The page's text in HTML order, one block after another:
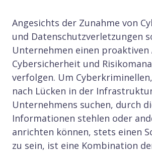
Angesichts der Zunahme von
und Datenschutzverletzungen
Unternehmen einen proaktiven
Cybersicherheit und
verfolgen. Um
nach Lücken in der
Unternehmens suchen, durch
Informationen stehlen oder
anrichten können, stets einen
zu sein, ist eine Kombination